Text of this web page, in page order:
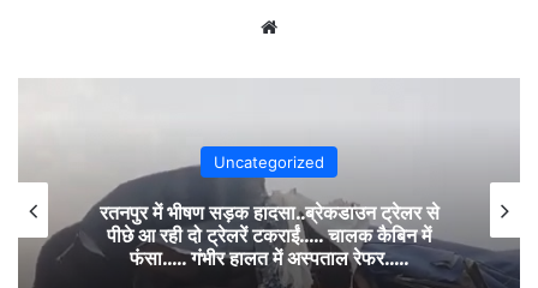
Uncategorized
रतनपुर में भीषण सड़क हादसा..ब्रेकडाउन ट्रेलर से
पीछे आ रही दो ट्रेलरें टकराईं….. चालक कैबिन में
फंसा….. गंभीर हालत में अस्पताल रेफर…..